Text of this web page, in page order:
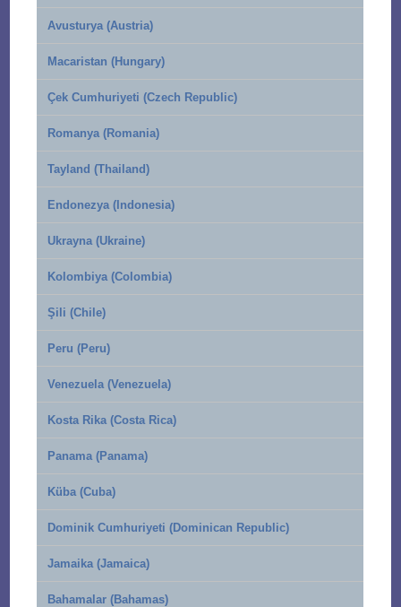
Avusturya (Austria)
Macaristan (Hungary)
Çek Cumhuriyeti (Czech Republic)
Romanya (Romania)
Tayland (Thailand)
Endonezya (Indonesia)
Ukrayna (Ukraine)
Kolombiya (Colombia)
Şili (Chile)
Peru (Peru)
Venezuela (Venezuela)
Kosta Rika (Costa Rica)
Panama (Panama)
Küba (Cuba)
Dominik Cumhuriyeti (Dominican Republic)
Jamaika (Jamaica)
Bahamalar (Bahamas)